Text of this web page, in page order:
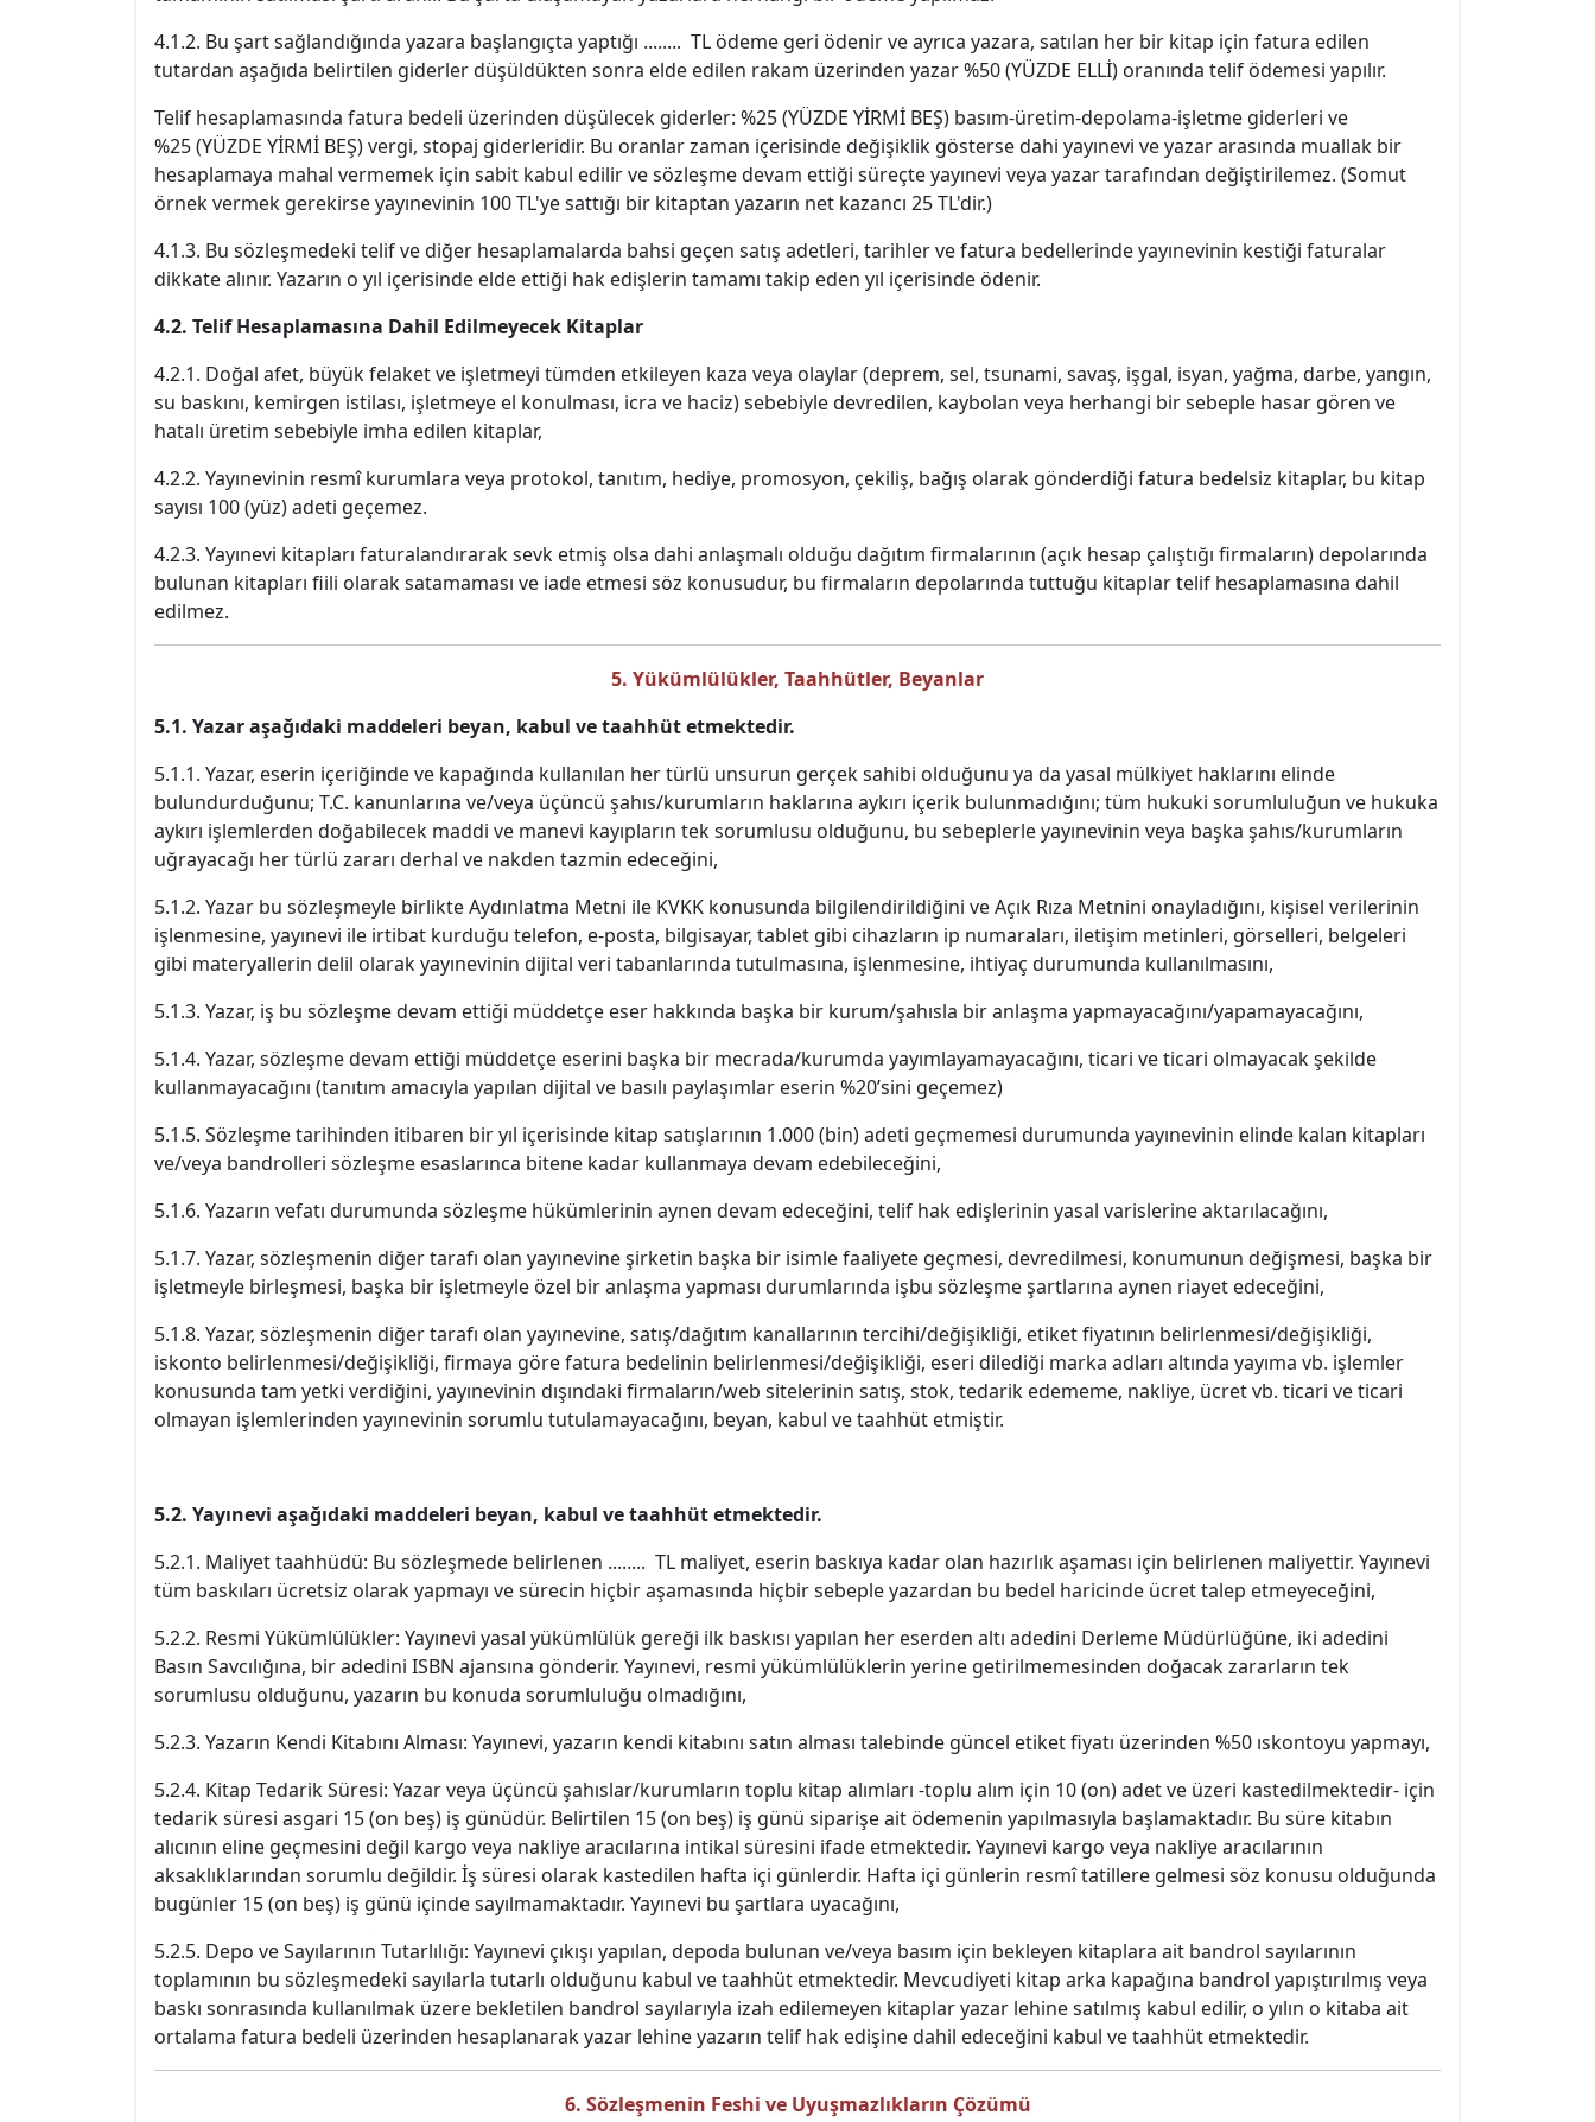
4.1.2. Bu şart sağlandığında yazara başlangıçta yaptığı ........ TL ödeme geri ödenir ve ayrıca yazara, satılan her bir kitap için fatura edilen
tutardan aşağıda belirtilen giderler düşüldükten sonra elde edilen rakam üzerinden yazar %50 (YÜZDE ELLİ) oranında telif ödemesi yapılır.
Telif hesaplamasında fatura bedeli üzerinden düşülecek giderler: %25 (YÜZDE YİRMİ BEŞ) basım-üretim-depolama-işletme giderleri ve
%25 (YÜZDE YİRMİ BEŞ) vergi, stopaj giderleridir. Bu oranlar zaman içerisinde değişiklik gösterse dahi yayınevi ve yazar arasında muallak bir
hesaplamaya mahal vermemek için sabit kabul edilir ve sözleşme devam ettiği süreçte yayınevi veya yazar tarafından değiştirilemez. (Somut
örnek vermek gerekirse yayınevinin 100 TL'ye sattığı bir kitaptan yazarın net kazancı 25 TL'dir.)
4.1.3. Bu sözleşmedeki telif ve diğer hesaplamalarda bahsi geçen satış adetleri, tarihler ve fatura bedellerinde yayınevinin kestiği faturalar
dikkate alınır. Yazarın o yıl içerisinde elde ettiği hak edişlerin tamamı takip eden yıl içerisinde ödenir.
4.2. Telif Hesaplamasına Dahil Edilmeyecek Kitaplar
4.2.1. Doğal afet, büyük felaket ve işletmeyi tümden etkileyen kaza veya olaylar (deprem, sel, tsunami, savaş, işgal, isyan, yağma, darbe, yangın,
su baskını, kemirgen istilası, işletmeye el konulması, icra ve haciz) sebebiyle devredilen, kaybolan veya herhangi bir sebeple hasar gören ve
hatalı üretim sebebiyle imha edilen kitaplar,
4.2.2. Yayınevinin resmî kurumlara veya protokol, tanıtım, hediye, promosyon, çekiliş, bağış olarak gönderdiği fatura bedelsiz kitaplar, bu kitap
sayısı 100 (yüz) adeti geçemez.
4.2.3. Yayınevi kitapları faturalandırarak sevk etmiş olsa dahi anlaşmalı olduğu dağıtım firmalarının (açık hesap çalıştığı firmaların) depolarında
bulunan kitapları fiili olarak satamaması ve iade etmesi söz konusudur, bu firmaların depolarında tuttuğu kitaplar telif hesaplamasına dahil
edilmez.
5. Yükümlülükler, Taahhütler, Beyanlar
5.1. Yazar aşağıdaki maddeleri beyan, kabul ve taahhüt etmektedir.
5.1.1. Yazar, eserin içeriğinde ve kapağında kullanılan her türlü unsurun gerçek sahibi olduğunu ya da yasal mülkiyet haklarını elinde
bulundurduğunu; T.C. kanunlarına ve/veya üçüncü şahıs/kurumların haklarına aykırı içerik bulunmadığını; tüm hukuki sorumluluğun ve hukuka
aykırı işlemlerden doğabilecek maddi ve manevi kayıpların tek sorumlusu olduğunu, bu sebeplerle yayınevinin veya başka şahıs/kurumların
uğrayacağı her türlü zararı derhal ve nakden tazmin edeceğini,
5.1.2. Yazar bu sözleşmeyle birlikte Aydınlatma Metni ile KVKK konusunda bilgilendirildiğini ve Açık Rıza Metnini onayladığını, kişisel verilerinin
işlenmesine, yayınevi ile irtibat kurduğu telefon, e-posta, bilgisayar, tablet gibi cihazların ip numaraları, iletişim metinleri, görselleri, belgeleri
gibi materyallerin delil olarak yayınevinin dijital veri tabanlarında tutulmasına, işlenmesine, ihtiyaç durumunda kullanılmasını,
5.1.3. Yazar, iş bu sözleşme devam ettiği müddetçe eser hakkında başka bir kurum/şahısla bir anlaşma yapmayacağını/yapamayacağını,
5.1.4. Yazar, sözleşme devam ettiği müddetçe eserini başka bir mecrada/kurumda yayımlayamayacağını, ticari ve ticari olmayacak şekilde
kullanmayacağını (tanıtım amacıyla yapılan dijital ve basılı paylaşımlar eserin %20’sini geçemez)
5.1.5. Sözleşme tarihinden itibaren bir yıl içerisinde kitap satışlarının 1.000 (bin) adeti geçmemesi durumunda yayınevinin elinde kalan kitapları
ve/veya bandrolleri sözleşme esaslarınca bitene kadar kullanmaya devam edebileceğini,
5.1.6. Yazarın vefatı durumunda sözleşme hükümlerinin aynen devam edeceğini, telif hak edişlerinin yasal varislerine aktarılacağını,
5.1.7. Yazar, sözleşmenin diğer tarafı olan yayınevine şirketin başka bir isimle faaliyete geçmesi, devredilmesi, konumunun değişmesi, başka bir
işletmeyle birleşmesi, başka bir işletmeyle özel bir anlaşma yapması durumlarında işbu sözleşme şartlarına aynen riayet edeceğini,
5.1.8. Yazar, sözleşmenin diğer tarafı olan yayınevine, satış/dağıtım kanallarının tercihi/değişikliği, etiket fiyatının belirlenmesi/değişikliği,
iskonto belirlenmesi/değişikliği, firmaya göre fatura bedelinin belirlenmesi/değişikliği, eseri dilediği marka adları altında yayıma vb. işlemler
konusunda tam yetki verdiğini, yayınevinin dışındaki firmaların/web sitelerinin satış, stok, tedarik edememe, nakliye, ücret vb. ticari ve ticari
olmayan işlemlerinden yayınevinin sorumlu tutulamayacağını, beyan, kabul ve taahhüt etmiştir.
5.2. Yayınevi aşağıdaki maddeleri beyan, kabul ve taahhüt etmektedir.
5.2.1. Maliyet taahhüdü: Bu sözleşmede belirlenen ........ TL maliyet, eserin baskıya kadar olan hazırlık aşaması için belirlenen maliyettir. Yayınevi
tüm baskıları ücretsiz olarak yapmayı ve sürecin hiçbir aşamasında hiçbir sebeple yazardan bu bedel haricinde ücret talep etmeyeceğini,
5.2.2. Resmi Yükümlülükler: Yayınevi yasal yükümlülük gereği ilk baskısı yapılan her eserden altı adedini Derleme Müdürlüğüne, iki adedini
Basın Savcılığına, bir adedini ISBN ajansına gönderir. Yayınevi, resmi yükümlülüklerin yerine getirilmemesinden doğacak zararların tek
sorumlusu olduğunu, yazarın bu konuda sorumluluğu olmadığını,
5.2.3. Yazarın Kendi Kitabını Alması: Yayınevi, yazarın kendi kitabını satın alması talebinde güncel etiket fiyatı üzerinden %50 ıskontoyu yapmayı,
5.2.4. Kitap Tedarik Süresi: Yazar veya üçüncü şahıslar/kurumların toplu kitap alımları -toplu alım için 10 (on) adet ve üzeri kastedilmektedir- için
tedarik süresi asgari 15 (on beş) iş günüdür. Belirtilen 15 (on beş) iş günü siparişe ait ödemenin yapılmasıyla başlamaktadır. Bu süre kitabın
alıcının eline geçmesini değil kargo veya nakliye aracılarına intikal süresini ifade etmektedir. Yayınevi kargo veya nakliye aracılarının
aksaklıklarından sorumlu değildir. İş süresi olarak kastedilen hafta içi günlerdir. Hafta içi günlerin resmî tatillere gelmesi söz konusu olduğunda
bugünler 15 (on beş) iş günü içinde sayılmamaktadır. Yayınevi bu şartlara uyacağını,
5.2.5. Depo ve Sayılarının Tutarlılığı: Yayınevi çıkışı yapılan, depoda bulunan ve/veya basım için bekleyen kitaplara ait bandrol sayılarının
toplamının bu sözleşmedeki sayılarla tutarlı olduğunu kabul ve taahhüt etmektedir. Mevcudiyeti kitap arka kapağına bandrol yapıştırılmış veya
baskı sonrasında kullanılmak üzere bekletilen bandrol sayılarıyla izah edilemeyen kitaplar yazar lehine satılmış kabul edilir, o yılın o kitaba ait
ortalama fatura bedeli üzerinden hesaplanarak yazar lehine yazarın telif hak edişine dahil edeceğini kabul ve taahhüt etmektedir.
6. Sözleşmenin Feshi ve Uyuşmazlıkların Çözümü